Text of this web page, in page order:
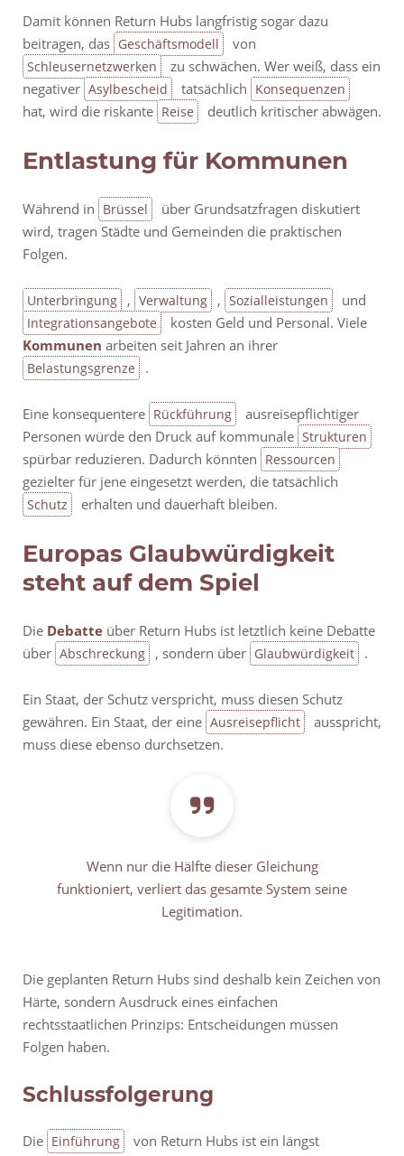
Damit können Return Hubs langfristig sogar dazu
beitragen, das Geschäftsmodell von
Schleusernetzwerken
zu schwächen. Wer weiß, dass ein
negativer Asylbescheid tatsächlich Konsequenzen
hat, wird die riskante Reise deutlich kritischer abwägen.
Entlastung für Kommunen
Während in Brüssel
über Grundsatzfragen diskutiert
wird, tragen Städte und Gemeinden die praktischen
Folgen.
Unterbringung , Verwaltung , Sozialleistungen und
Integrationsangebote
kosten Geld und Personal. Viele
Kommunen arbeiten seit Jahren an ihrer
Belastungsgrenze .
Eine konsequentere Rückführung
ausreisepflichtiger
Personen würde den Druck auf kommunale Strukturen
spürbar reduzieren. Dadurch könnten Ressourcen
gezielter für jene eingesetzt werden, die tatsächlich
Schutz erhalten und dauerhaft bleiben.
Europas Glaubwürdigkeit
steht auf dem Spiel
Die Debatte über Return Hubs ist letztlich keine Debatte
über Abschreckung , sondern über Glaubwürdigkeit .
Ein Staat, der Schutz verspricht, muss diesen Schutz
gewähren. Ein Staat, der eine Ausreisepflicht
ausspricht,
muss diese ebenso durchsetzen.
Wenn nur die Hälfte dieser Gleichung
funktioniert, verliert das gesamte System seine
Legitimation.
Die geplanten Return Hubs sind deshalb kein Zeichen von
Härte, sondern Ausdruck eines einfachen
rechtsstaatlichen Prinzips: Entscheidungen müssen
Folgen haben.
Schlussfolgerung
Die Einführung
von Return Hubs ist ein längst